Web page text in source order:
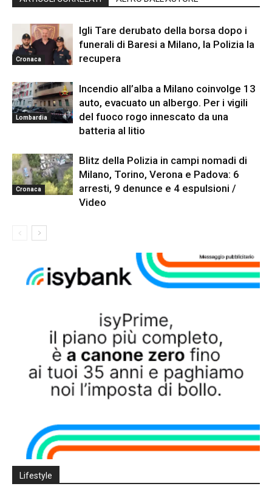
Cronaca
Igli Tare derubato della borsa dopo i
funerali di Baresi a Milano, la Polizia la
recupera
Lombardia
Incendio all’alba a Milano coinvolge 13
auto, evacuato un albergo. Per i vigili
del fuoco rogo innescato da una
batteria al litio
Cronaca
Blitz della Polizia in campi nomadi di
Milano, Torino, Verona e Padova: 6
arresti, 9 denunce e 4 espulsioni /
Video
Lifestyle